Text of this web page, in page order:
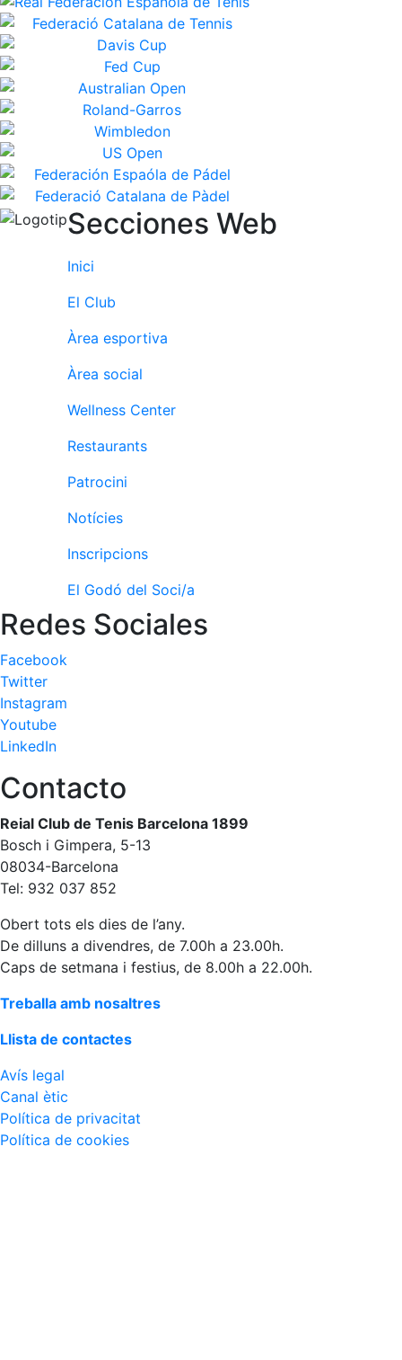
Secciones Web
Inici
El Club
Àrea esportiva
Àrea social
Wellness Center
Restaurants
Patrocini
Notícies
Inscripcions
El Godó del Soci/a
Redes Sociales
Facebook
Twitter
Instagram
Youtube
LinkedIn
Contacto
Reial Club de Tenis Barcelona 1899
Bosch i Gimpera, 5-13
08034-Barcelona
Tel: 932 037 852
Obert tots els dies de l’any.
De dilluns a divendres, de 7.00h a 23.00h.
Caps de setmana i festius, de 8.00h a 22.00h.
Treballa amb nosaltres
Llista de contactes
Avís legal
Canal ètic
Política de privacitat
Política de cookies